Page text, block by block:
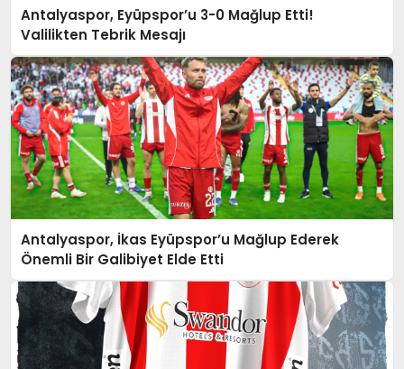
Antalyaspor, Eyüpspor’u 3-0 Mağlup Etti!
Valilikten Tebrik Mesajı
Antalyaspor, İkas Eyüpspor’u Mağlup Ederek
Önemli Bir Galibiyet Elde Etti